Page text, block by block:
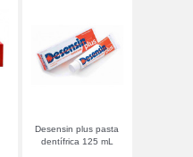
Desensin plus pasta
dentífrica 125 mL